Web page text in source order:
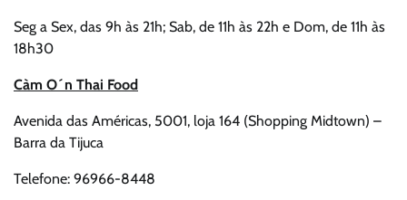
Seg a Sex, das 9h às 21h; Sab, de 11h às 22h e Dom, de 11h às
18h30
Càm O´n Thai Food
Avenida das Américas, 5001, loja 164 (Shopping Midtown) –
Barra da Tijuca
Telefone: 96966-8448